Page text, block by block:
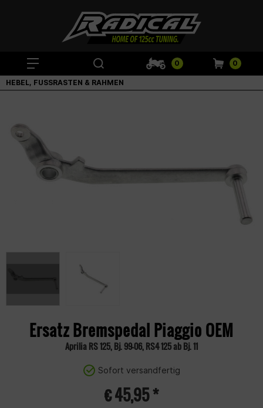
0 0
HEBEL, FUSSRASTEN & RAHMEN
Ersatz Bremspedal Piaggio OEM
Aprilia RS 125, Bj. 99-06, RS4 125 ab Bj. 11
Sofort versandfertig
€ 45,95 *